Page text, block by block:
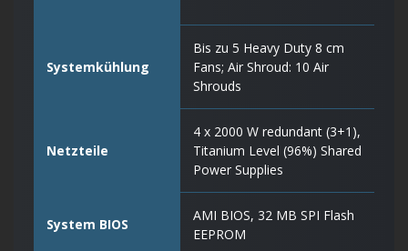
Systemkühlung
Bis zu 5 Heavy Duty 8 cm
Fans; Air Shroud: 10 Air
Shrouds
Netzteile
4 x 2000 W redundant (3+1),
Titanium Level (96%) Shared
Power Supplies
System BIOS
AMI BIOS, 32 MB SPI Flash
EEPROM